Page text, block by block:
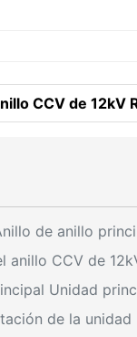
CCV de 12kV
de anillo
anillo CCV de